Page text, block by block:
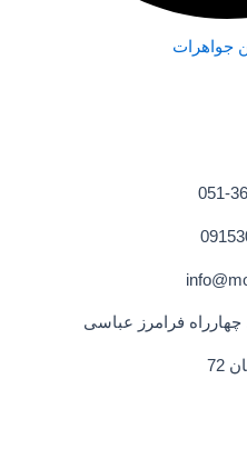
جواهرات
051-
فرامرز عباسی
72